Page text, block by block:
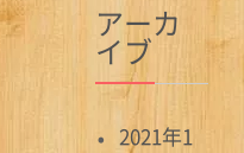
アーカ
イブ
2021年1